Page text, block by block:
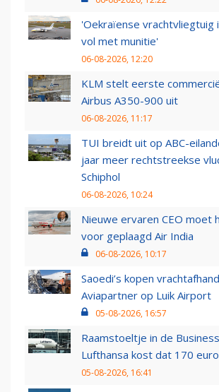
'Oekraïense vrachtvliegtuig
vol met munitie'
06-08-2026, 12:20
KLM stelt eerste
Airbus A350-900 uit
06-08-2026, 11:17
TUI breidt uit op ABC-
jaar meer rechtstreekse
Schiphol
06-08-2026, 10:24
Nieuwe ervaren CEO moet
voor geplaagd Air India
06-08-2026, 10:17
Saoedi’s kopen
Aviapartner op Luik Airport
05-08-2026, 16:57
Raamstoeltje in de
Lufthansa kost dat 170
05-08-2026, 16:41